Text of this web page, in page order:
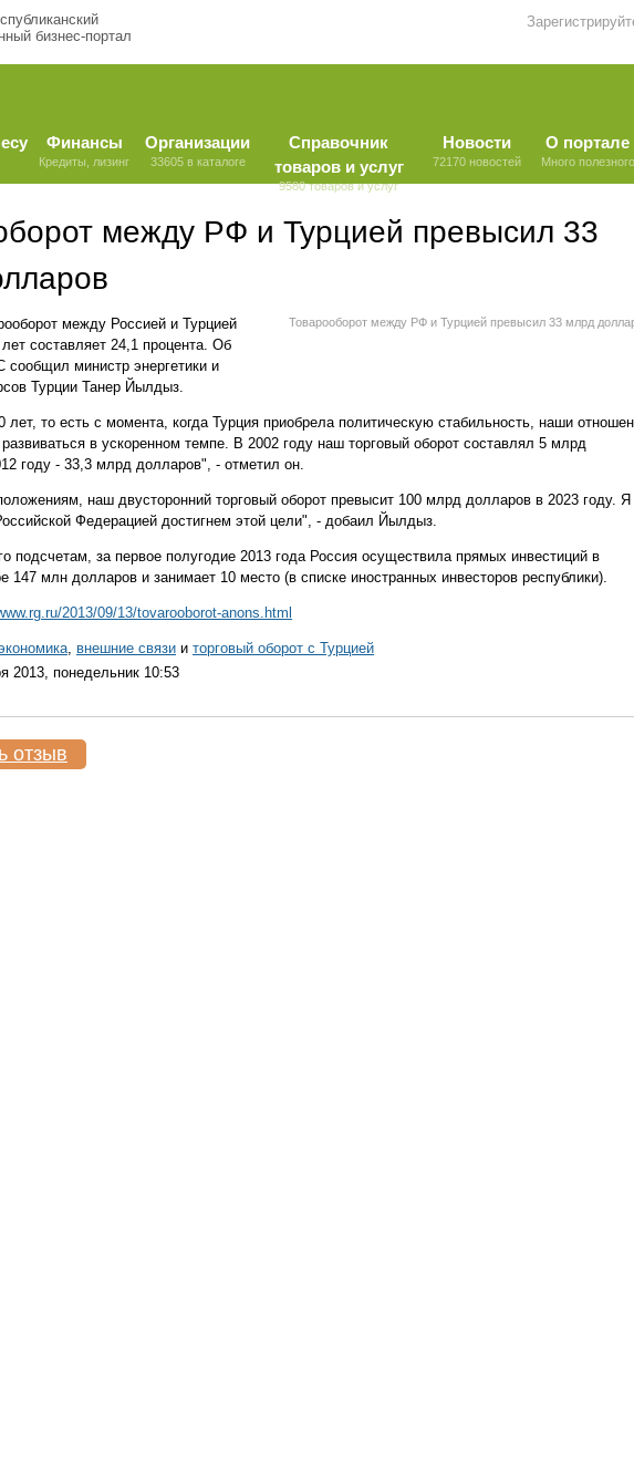
бизнес-портал
Финансы
Кредиты, лизинг
Организации
33605 в каталоге
Справочник
товаров и услуг
9580 товаров и услуг
Новости
72170 новостей
О портале
Много полезного
между РФ и Турцией превысил 33
Товарооборот между РФ и Турцией превысил 33 млрд
между Россией и Турцией
составляет 24,1 процента. Об
министр энергетики и
Турции Танер Йылдыз.
лет, то есть с момента, когда Турция приобрела политическую стабильность, наши
в ускоренном темпе. В 2002 году наш торговый оборот составлял 5 млрд
году - 33,3 млрд долларов", - отметил он.
наш двусторонний торговый оборот превысит 100 млрд долларов в 2023 году. Я
Федерацией достигнем этой цели", - добаил Йылдыз.
подсчетам, за первое полугодие 2013 года Россия осуществила прямых инвестиций в
147 млн долларов и занимает 10 место (в списке иностранных инвесторов республики).
2013/09/13/tovarooborot-anons.html
, внешние связи и торговый оборот с Турцией
2013, понедельник 10:53
отзыв